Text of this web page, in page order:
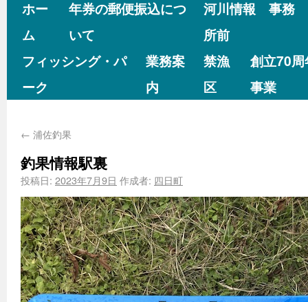
ホー
ム
年券の郵便振込につ
いて
河川情報 事務
所前
フィッシング・パ
ーク
業務案
内
禁漁
区
創立70
事業
← 浦佐釣果
釣果情報駅裏
投稿日: 2023年7月9日 作成者: 四日町